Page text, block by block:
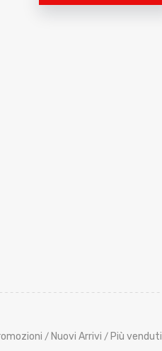
/ Nuovi Arrivi / Più venduti